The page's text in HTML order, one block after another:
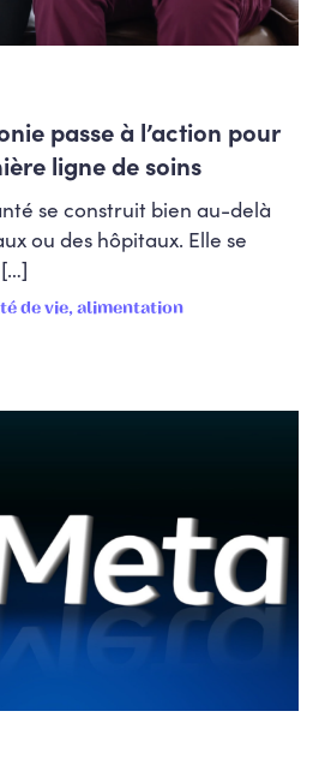
passe à l’action pour
ligne de soins
se construit bien au-delà
ou des hôpitaux. Elle se
de vie, alimentation